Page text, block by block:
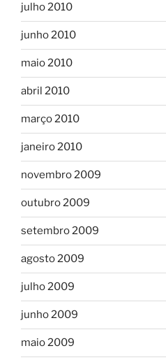
julho 2010
junho 2010
maio 2010
abril 2010
março 2010
janeiro 2010
novembro 2009
outubro 2009
setembro 2009
agosto 2009
julho 2009
junho 2009
maio 2009